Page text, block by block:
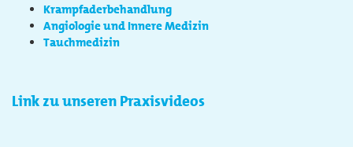
Krampfaderbehandlung
Angiologie und Innere Medizin
Tauchmedizin
Link zu unseren Praxisvideos